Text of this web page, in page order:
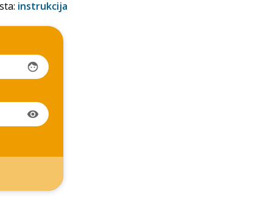
instrukcija
face
visibility